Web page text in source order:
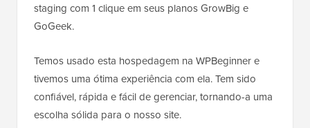
staging com 1 clique em seus planos GrowBig e
GoGeek.
Temos usado esta hospedagem na WPBeginner e
tivemos uma ótima experiência com ela. Tem sido
confiável, rápida e fácil de gerenciar, tornando-a uma
escolha sólida para o nosso site.